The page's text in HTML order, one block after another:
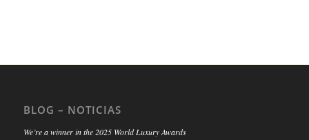
BLOG – NOTICIAS
We’re a winner in the 2025 World Luxury Awards